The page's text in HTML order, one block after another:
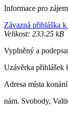
Informace pro
Závazná přihláška
Velikost: 233.25 kB
Vyplněný a
Uzávěrka přihlášek
Adresa místa konání
nám. Svobody,